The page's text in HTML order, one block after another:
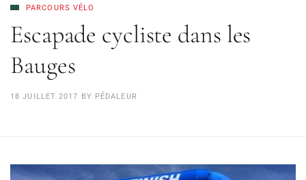
PARCOURS VÉLO
Escapade cycliste dans les
Bauges
18 JUILLET 2017 BY PÉDALEUR